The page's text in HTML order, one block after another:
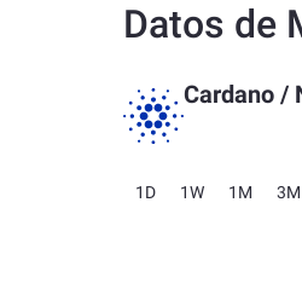
Datos de
Cardano /
1D 1W 1M 3M